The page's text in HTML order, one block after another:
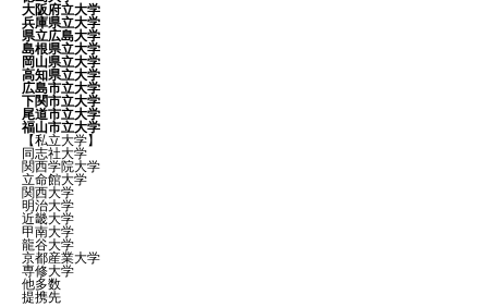
大阪府立大学
兵庫県立大学
県立広島大学
島根県立大学
岡山県立大学
高知県立大学
広島市立大学
下関市立大学
尾道市立大学
福山市立大学
【私立大学】
同志社大学
関西学院大学
立命館大学
関西大学
明治大学
近畿大学
甲南大学
龍谷大学
京都産業大学
専修大学
他多数
提携先